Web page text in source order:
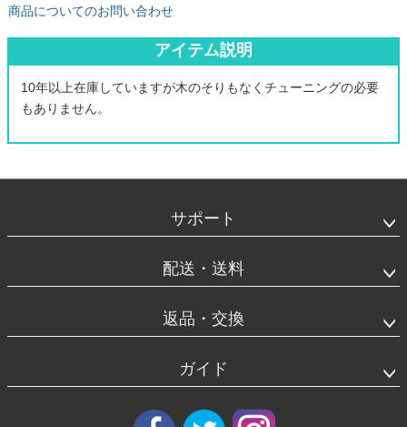
アイテム説明
10年以上在庫していますが木のそりもなくチューニングの必要
もありません。
商品についてのお問い合わせ
サポート
配送・送料
返品・交換
ガイド